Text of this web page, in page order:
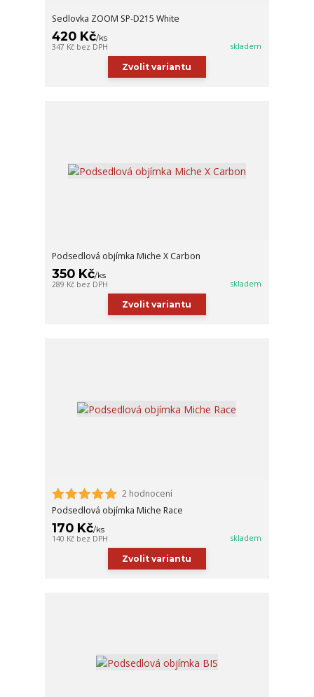
Sedlovka ZOOM SP-D215 White
420 Kč/ks
347 Kč bez DPH skladem
Zvolit variantu
Podsedlová objímka Miche X Carbon
350 Kč/ks
289 Kč bez DPH skladem
Zvolit variantu
2 hodnocení
Podsedlová objímka Miche Race
170 Kč/ks
140 Kč bez DPH skladem
Zvolit variantu